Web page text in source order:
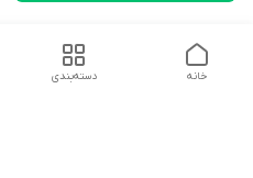
دسته‌بندی خانه